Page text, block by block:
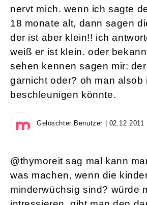
nervt mich. wenn ich sagte
18 monate alt, dann sagen
der ist aber klein!! ich
weiß er ist klein. oder
sehen kennen sagen mir:
garnicht oder? oh man alsob
beschleunigen könnte.
Gelöschter Benutzer | 02.12.2011
@thymoreit sag mal kann
was machen, wenn die
minderwüchsig sind? würde